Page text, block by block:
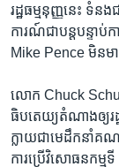
រដ្ឋធម្មនុញ្ញ​នេះ ទំន
ការណ៍​ជា​បន្ត​បន្ទា
Mike Pence មិន​មា
លោក Chuck
ធិបតេយ្យ​តំណាង​ឲ្យ​រ
ក្លាយជា​មេដឹកនាំ​គ
ការ​ប្រើ​វិសោធនកម្ម​